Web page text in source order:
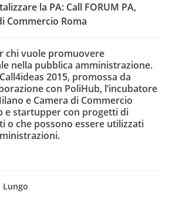
la PA: Call FORUM PA,
Commercio Roma
chi vuole promuovere
nella pubblica amministrazione.
2015, promossa da
con PoliHub, l’incubatore
e Camera di Commercio
e startupper con progetti di
o che possono essere utilizzati
Lungo